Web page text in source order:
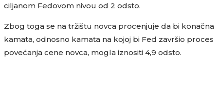
ciljanom Fedovom nivou od 2 odsto.
Zbog toga se na tržištu novca procenjuje da bi konačna
kamata, odnosno kamata na kojoj bi Fed završio proces
povećanja cene novca, mogla iznositi 4,9 odsto.